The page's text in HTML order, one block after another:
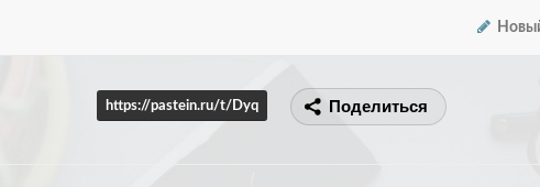
https://pastein.ru/t/Dyq Поделиться